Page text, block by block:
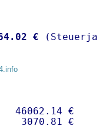
€
€